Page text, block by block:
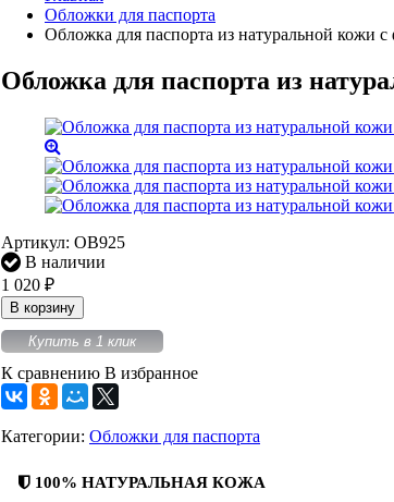
Обложки для паспорта
Обложка для паспорта из натуральной кожи
Обложка для паспорта из
Артикул: OB925
В наличии
1 020 ₽
В корзину
Купить в 1 клик
К сравнению В избранное
Категории: Обложки для паспорта
100% НАТУРАЛЬНАЯ КОЖА